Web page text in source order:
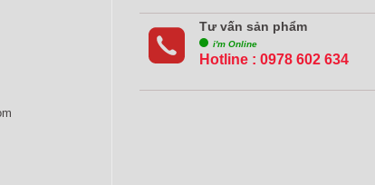
Tư vấn sản phẩm
i'm Online
Hotline : 0978 602 634